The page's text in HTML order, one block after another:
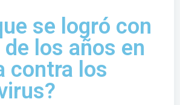
se logró con
los años en
contra los